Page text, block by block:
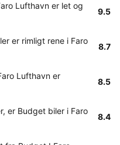
Lufthavn er let og
9.5
er rimligt rene i Faro
8.7
Lufthavn er
8.5
er Budget biler i Faro
8.4